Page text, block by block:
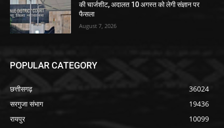
की चार्जशीट, अदालत 10 अगस्त को लेगी संज्ञान पर
फैसला
August 7, 2026
POPULAR CATEGORY
छत्तीसगढ़
36024
सरगुजा संभाग
19436
रायपुर
10099